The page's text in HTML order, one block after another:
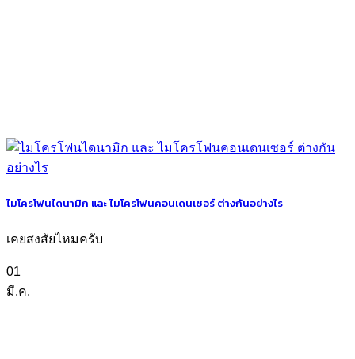
ไมโครโฟนไดนามิก และ ไมโครโฟนคอนเดนเซอร์ ต่างกันอย่างไร
เคยสงสัยไหมครับ
01
มี.ค.